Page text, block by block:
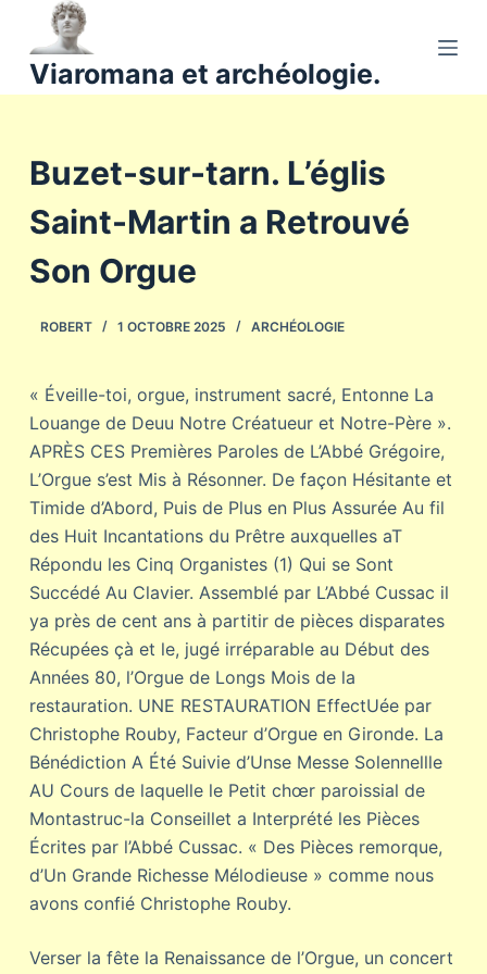
a
u
o
n
u
Viaromana et archéologie.
Buzet-sur-tarn. L’églis
Saint-Martin a Retrouvé
Son Orgue
ROBERT 1 OCTOBRE 2025 ARCHÉOLOGIE
« Éveille-toi, orgue, instrument sacré, Entonne La
Louange de Deuu Notre Créatueur et Notre-Père ».
APRÈS CES Premières Paroles de L’Abbé Grégoire,
L’Orgue s’est Mis à Résonner. De façon Hésitante et
Timide d’Abord, Puis de Plus en Plus Assurée Au fil
des Huit Incantations du Prêtre auxquelles aT
Répondu les Cinq Organistes (1) Qui se Sont
Succédé Au Clavier. Assemblé par L’Abbé Cussac il
ya près de cent ans à partitir de pièces disparates
Récupées çà et le, jugé irréparable au Début des
Années 80, l’Orgue de Longs Mois de la
restauration. UNE RESTAURATION EffectUée par
Christophe Rouby, Facteur d’Orgue en Gironde. La
Bénédiction A Été Suivie d’Unse Messe Solennellle
AU Cours de laquelle le Petit chœr paroissial de
Montastruc-la Conseillet a Interprété les Pièces
Écrites par l’Abbé Cussac. « Des Pièces remorque,
d’Un Grande Richesse Mélodieuse » comme nous
avons confié Christophe Rouby.
Verser la fête la Renaissance de l’Orgue, un concert